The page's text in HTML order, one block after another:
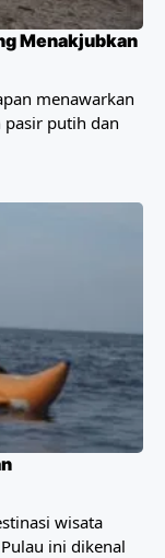
Menakjubkan
menawarkan
pasir putih dan
wisata
ini dikenal